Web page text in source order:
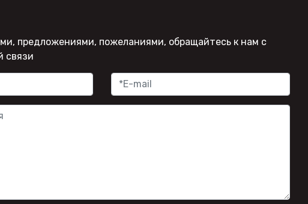
предложениями, пожеланиями, обращайтесь к нам с
связи